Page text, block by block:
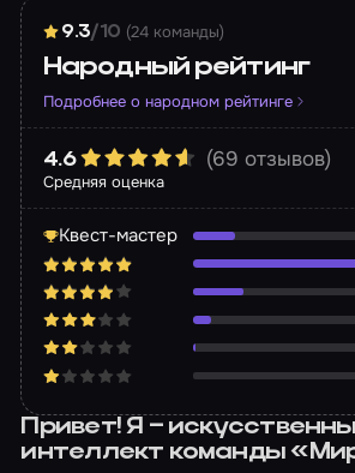
9.3/10 (24 команды)
Народный рейтинг
Подробнее о народном рейтинге
Средняя оценка
4.6 (69 отзывов)
Квест-мастер
Привет! Я –
интеллект команды